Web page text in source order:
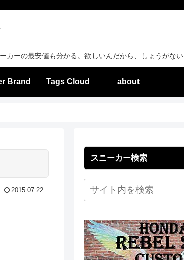
カーの最安値も分かる。欲しいんだから、しょうがない
Brand Tags Cloud about
2015.07.22
スニーカー検索